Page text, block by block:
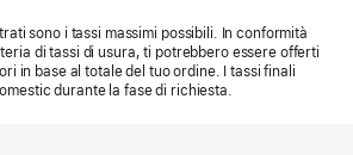
sono i tassi massimi possibili. In conformità
di tassi di usura, ti potrebbero essere offerti
in base al totale del tuo ordine. I tassi finali
durante la fase di richiesta.